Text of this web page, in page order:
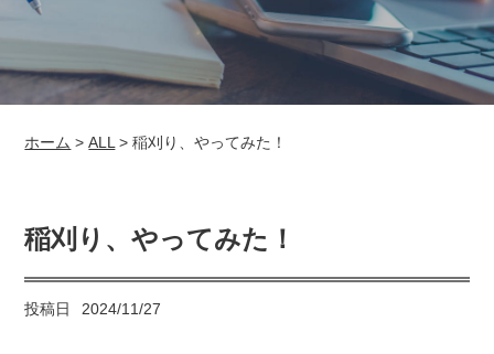
ホーム >ALL >稲刈り、やってみた！
稲刈り、やってみた！
投稿日 2024/11/27